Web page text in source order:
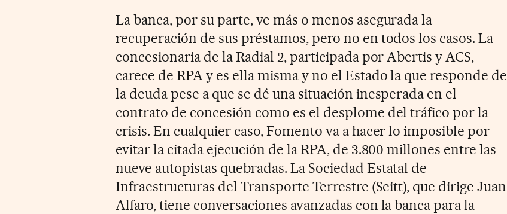
La banca, por su parte, ve más o menos asegurada la
recuperación de sus préstamos, pero no en todos los casos. La
concesionaria de la Radial 2, participada por Abertis y ACS,
carece de RPA y es ella misma y no el Estado la que responde de
la deuda pese a que se dé una situación inesperada en el
contrato de concesión como es el desplome del tráfico por la
crisis. En cualquier caso, Fomento va a hacer lo imposible por
evitar la citada ejecución de la RPA, de 3.800 millones entre las
nueve autopistas quebradas. La Sociedad Estatal de
Infraestructuras del Transporte Terrestre (Seitt), que dirige Juan
Alfaro, tiene conversaciones avanzadas con la banca para la